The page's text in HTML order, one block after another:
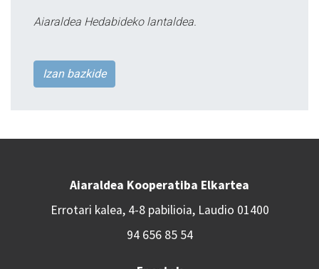
Aiaraldea Hedabideko lantaldea.
Izan bazkide
Aiaraldea Kooperatiba Elkartea
Errotari kalea, 4-8 pabilioia, Laudio 01400
94 656 85 54